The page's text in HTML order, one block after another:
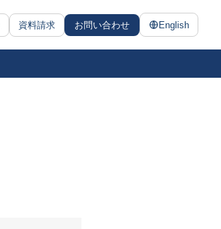
資料請求 お問い合わせ English